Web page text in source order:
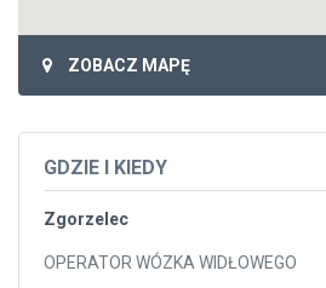
ZOBACZ MAPĘ
GDZIE I KIEDY
Zgorzelec
OPERATOR WÓZKA WIDŁOWEGO